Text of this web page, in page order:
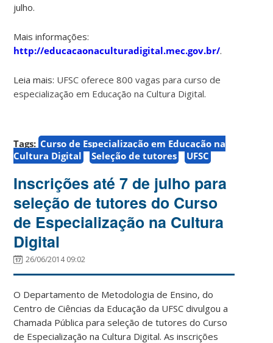
julho.
Mais informações:
http://educacaonaculturadigital.mec.gov.br/.
Leia mais: UFSC oferece 800 vagas para curso de
especialização em Educação na Cultura Digital.
Tags: Curso de Especialização em Educação na
Cultura Digital
Seleção de tutores UFSC
Inscrições até 7 de julho para
seleção de tutores do Curso
de Especialização na Cultura
Digital
26/06/2014 09:02
O Departamento de Metodologia de Ensino, do
Centro de Ciências da Educação da UFSC divulgou a
Chamada Pública para seleção de tutores do Curso
de Especialização na Cultura Digital. As inscrições